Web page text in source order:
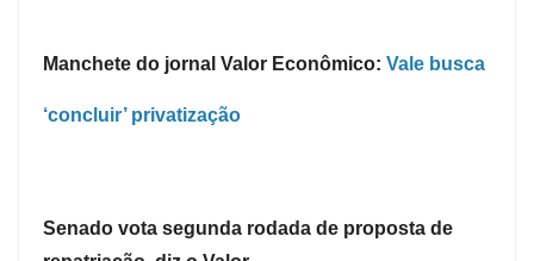
Manchete do jornal Valor Econômico: Vale busca
‘concluir’ privatização
Senado vota segunda rodada de proposta de